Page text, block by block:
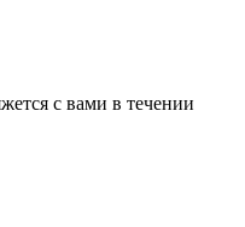
с вами в течении